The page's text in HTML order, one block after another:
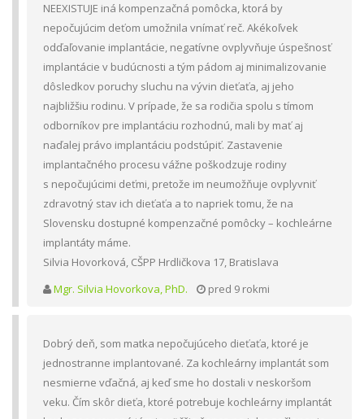
NEEXISTUJE iná kompenzačná pomôcka, ktorá by
nepočujúcim deťom umožnila vnímať reč. Akékoľvek
odďaľovanie implantácie, negatívne ovplyvňuje úspešnosť
implantácie v budúcnosti a tým pádom aj minimalizovanie
dôsledkov poruchy sluchu na vývin dieťaťa, aj jeho
najbližšiu rodinu. V prípade, že sa rodičia spolu s tímom
odborníkov pre implantáciu rozhodnú, mali by mať aj
naďalej právo implantáciu podstúpiť. Zastavenie
implantačného procesu vážne poškodzuje rodiny
s nepočujúcimi deťmi, pretože im neumožňuje ovplyvniť
zdravotný stav ich dieťaťa a to napriek tomu, že na
Slovensku dostupné kompenzačné pomôcky – kochleárne
implantáty máme.
Silvia Hovorková, CŠPP Hrdličkova 17, Bratislava
Mgr. Silvia Hovorkova, PhD.
pred 9 rokmi
Dobrý deň, som matka nepočujúceho dieťaťa, ktoré je
jednostranne implantované. Za kochleárny implantát som
nesmierne vďačná, aj keď sme ho dostali v neskoršom
veku. Čím skôr dieťa, ktoré potrebuje kochleárny implantát